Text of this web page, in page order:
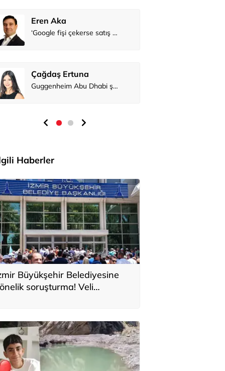
Haberler
Büyükşehir Belediyesine
soruşturma! Veli